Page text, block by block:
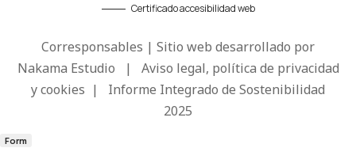
Certificado accesibilidad web
Corresponsables | Sitio web desarrollado por
Nakama Estudio | Aviso legal, política de privacidad
y cookies | Informe Integrado de Sostenibilidad
2025
Form